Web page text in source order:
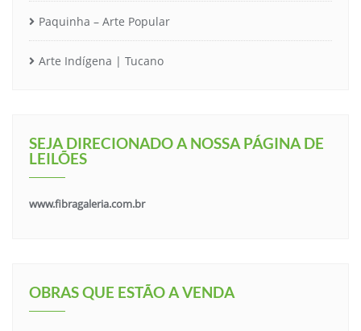
Paquinha – Arte Popular
Arte Indígena | Tucano
SEJA DIRECIONADO A NOSSA PÁGINA DE
LEILÕES
www.fibragaleria.com.br
OBRAS QUE ESTÃO A VENDA